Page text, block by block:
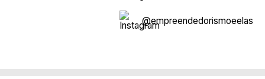
@empreendedorismoeelas